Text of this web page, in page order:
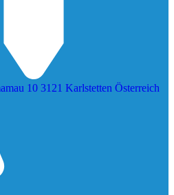
10 3121 Karlstetten Österreich